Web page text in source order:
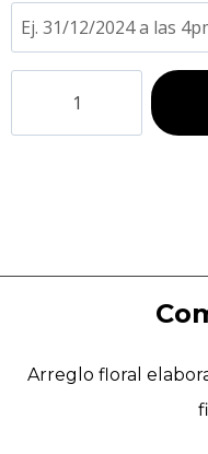
Arreglo floral